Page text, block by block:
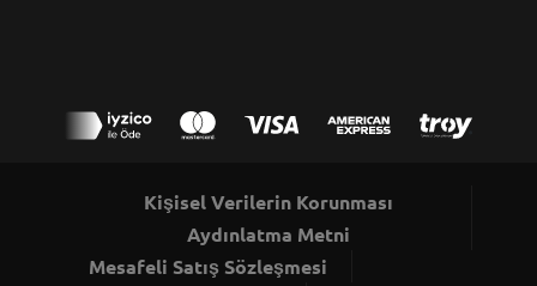
Kişisel Verilerin Korunması
Aydınlatma Metni
Mesafeli Satış Sözleşmesi